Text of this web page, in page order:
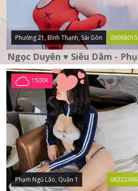
Phường 21, Bình Thạnh, Sài Gòn
1500K
Phạm Ngũ Lão, Quận 1